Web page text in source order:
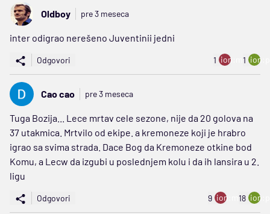
Oldboy pre 3 meseca
inter odigrao nerešeno Juventinii jedni
Odgovori 1 ion:minus
1
Cao cao pre 3 meseca
Tuga Bozija... Lece mrtav cele sezone, nije da 20 golova na
37 utakmica. Mrtvilo od ekipe. a kremoneze koji je hrabro
igrao sa svima strada. Dace Bog da Kremoneze otkine bod
Komu, a Lecw da izgubi u poslednjem kolu i da ih lansira u 2.
ligu
Odgovori 9 ion:minus
18